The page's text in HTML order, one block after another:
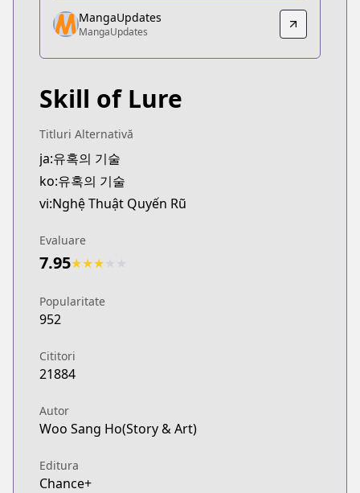
https://kitsu.app/manga/35850
MangaUpdates
MangaUpdates
MangaUpdates
MangaUpdates
Skill of Lure
Titluri Alternativă
ja:유혹의 기술
ko:유혹의 기술
vi:Nghệ Thuật Quyến Rũ
Evaluare
7.95★★★
Popularitate
952
Cititori
21884
Autor
Woo Sang Ho(Story & Art)
Editura
Chance+